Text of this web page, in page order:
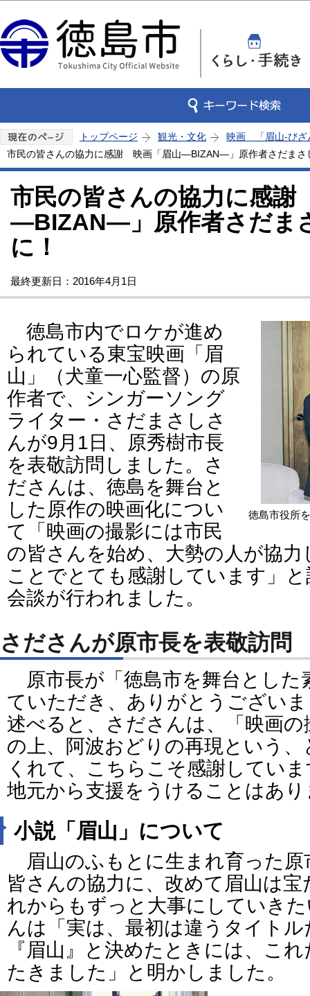
トップページ 観光・文化
映画 「眉山-び
市民の皆さんの協力に感謝 映画「眉山―BIZAN―」原作者さだまさ
市民の皆さんの協力に感
―BIZAN―」原作者さだま
に！
最終更新日：2016年4月1日
徳島市役所
徳島市内でロケが進め
られている東宝映画「眉
山」（犬童一心監督）の原
作者で、シンガーソング
ライター・さだまさしさ
んが9月1日、原秀樹市長
を表敬訪問しました。さ
ださんは、徳島を舞台と
した原作の映画化につい
て「映画の撮影には市民
の皆さんを始め、大勢の人が協
ことでとても感謝しています」
会談が行われました。
さださんが原市長を表敬訪問
原市長が「徳島市を舞台とした
ていただき、ありがとうござい
述べると、さださんは、「映画
の上、阿波おどりの再現という
くれて、こちらこそ感謝してい
地元から支援をうけることはあ
小説「眉山」について
眉山のふもとに生まれ育った原
皆さんの協力に、改めて眉山は
れからもずっと大事にしていき
んは「実は、最初は違うタイト
『眉山』と決めたときには、こ
たきました」と明かしました。